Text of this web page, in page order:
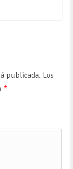
publicada. Los
*